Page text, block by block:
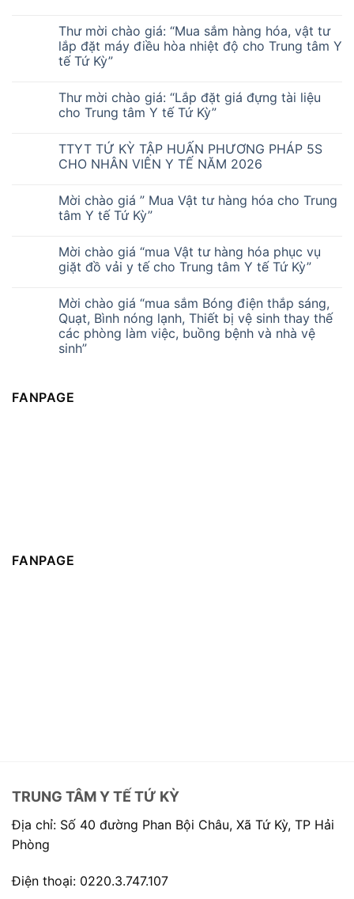
Thư mời chào giá: “Mua sắm hàng hóa, vật tư
lắp đặt máy điều hòa nhiệt độ cho Trung tâm Y
tế Tứ Kỳ”
Thư mời chào giá: “Lắp đặt giá đựng tài liệu
cho Trung tâm Y tế Tứ Kỳ”
TTYT TỨ KỲ TẬP HUẤN PHƯƠNG PHÁP 5S
CHO NHÂN VIÊN Y TẾ NĂM 2026
Mời chào giá ” Mua Vật tư hàng hóa cho Trung
tâm Y tế Tứ Kỳ”
Mời chào giá “mua Vật tư hàng hóa phục vụ
giặt đồ vải y tế cho Trung tâm Y tế Tứ Kỳ”
Mời chào giá “mua sắm Bóng điện thắp sáng,
Quạt, Bình nóng lạnh, Thiết bị vệ sinh thay thế
các phòng làm việc, buồng bệnh và nhà vệ
sinh”
FANPAGE
FANPAGE
TRUNG TÂM Y TẾ TỨ KỲ
Địa chỉ: Số 40 đường Phan Bội Châu, Xã Tứ Kỳ, TP Hải
Phòng
Điện thoại: 0220.3.747.107